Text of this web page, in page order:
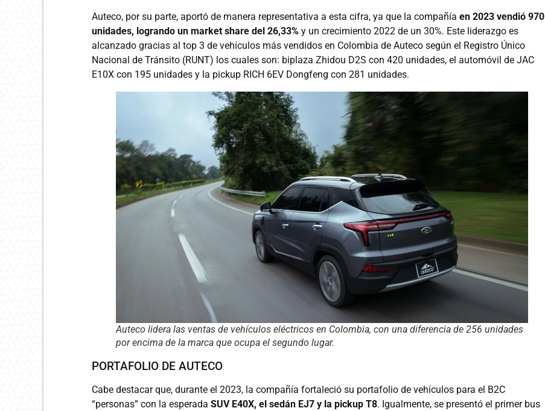
Auteco, por su parte, aportó de manera representativa a esta cifra, ya que la compañía en 2023 vendió 970
unidades, logrando un market share del 26,33% y un crecimiento 2022 de un 30%. Este liderazgo es
alcanzado gracias al top 3 de vehículos más vendidos en Colombia de Auteco según el Registro Único
Nacional de Tránsito (RUNT) los cuales son: biplaza Zhidou D2S con 420 unidades, el automóvil de JAC
E10X con 195 unidades y la pickup RICH 6EV Dongfeng con 281 unidades.
Auteco lidera las ventas de vehículos eléctricos en Colombia, con una diferencia de 256 unidades
por encima de la marca que ocupa el segundo lugar.
PORTAFOLIO DE AUTECO
Cabe destacar que, durante el 2023, la compañía fortaleció su portafolio de vehículos para el B2C
“personas” con la esperada SUV E40X, el sedán EJ7 y la pickup T8. Igualmente, se presentó el primer bus